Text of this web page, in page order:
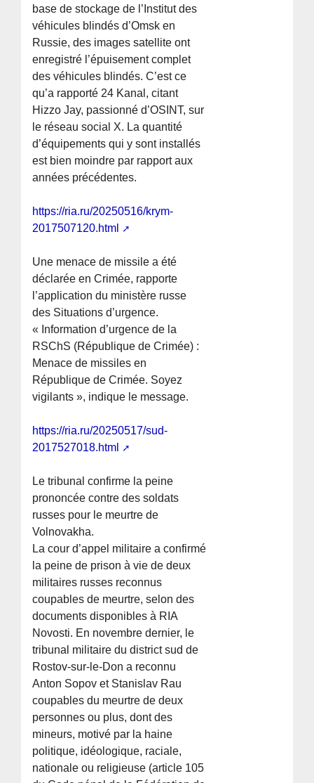
base de stockage de l’Institut des
véhicules blindés d’Omsk en
Russie, des images satellite ont
enregistré l’épuisement complet
des véhicules blindés. C’est ce
qu’a rapporté 24 Kanal, citant
Hizzo Jay, passionné d’OSINT, sur
le réseau social X. La quantité
d’équipements qui y sont installés
est bien moindre par rapport aux
années précédentes.
https://ria.ru/20250516/krym-
2017507120.html
Une menace de missile a été
déclarée en Crimée, rapporte
l’application du ministère russe
des Situations d’urgence.
« Information d’urgence de la
RSChS (République de Crimée) :
Menace de missiles en
République de Crimée. Soyez
vigilants », indique le message.
https://ria.ru/20250517/sud-
2017527018.html
Le tribunal confirme la peine
prononcée contre des soldats
russes pour le meurtre de
Volnovakha.
La cour d’appel militaire a confirmé
la peine de prison à vie de deux
militaires russes reconnus
coupables de meurtre, selon des
documents disponibles à RIA
Novosti. En novembre dernier, le
tribunal militaire du district sud de
Rostov-sur-le-Don a reconnu
Anton Sopov et Stanislav Rau
coupables du meurtre de deux
personnes ou plus, dont des
mineurs, motivé par la haine
politique, idéologique, raciale,
nationale ou religieuse (article 105